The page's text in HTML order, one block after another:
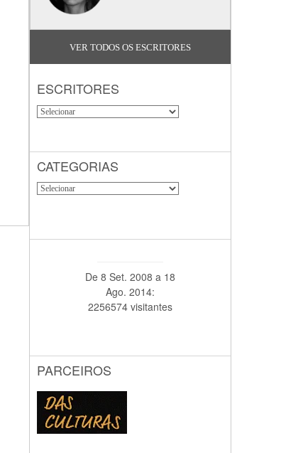
VER TODOS OS ESCRITORES
ESCRITORES
CATEGORIAS
De 8 Set. 2008 a 18
Ago. 2014:
2256574 visitantes
PARCEIROS